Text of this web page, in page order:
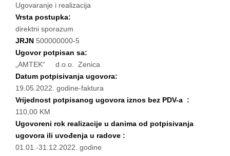
Ugovaranje i realizacija
Vrsta postupka:
direktni sporazum
JRJN 500000000-5
Ugovor potpisan sa:
„AMTEK“ d.o.o. Zenica
Datum potpisivanja ugovora:
19.05.2022. godine-faktura
Vrijednost potpisanog ugovora iznos bez PDV-a :
110,00 KM
Ugovoreni rok realizacije u danima od potpisivanja
ugovora ili uvođenja u radove :
01.01.-31.12.2022. godine